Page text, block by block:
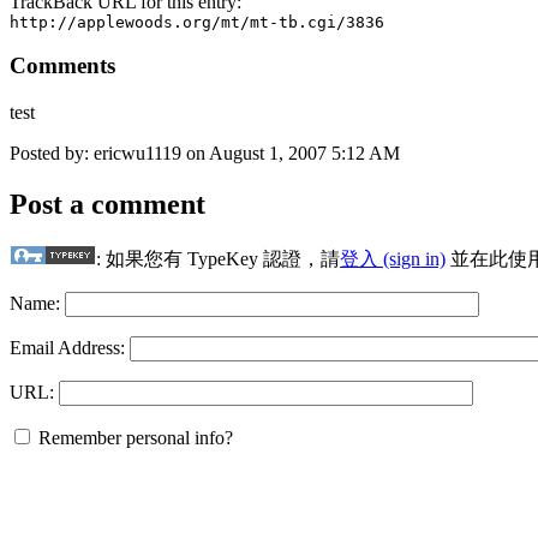
http://applewoods.org/mt/mt-tb.cgi/3836
Comments
test
Posted by: ericwu1119 on August 1, 2007 5:12 AM
Post a comment
: 如果您有 TypeKey 認證，請登入 (sign in) 並在此使
Name:
Email Address:
URL:
Remember personal info?